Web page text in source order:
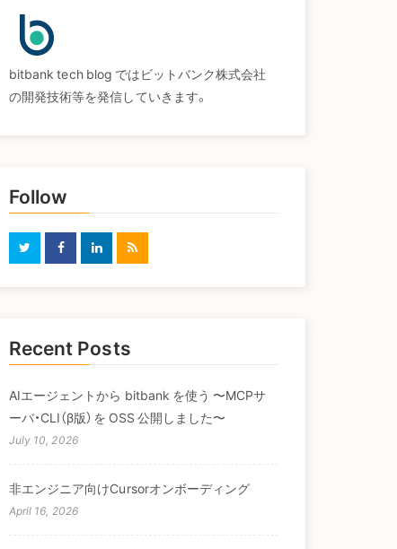
bitbank tech blog ではビットバンク株式会社
の開発技術等を発信していきます。
Follow
Recent Posts
AIエージェントから bitbank を使う 〜MCPサ
ーバ・CLI（β版）を OSS 公開しました〜
July 10, 2026
非エンジニア向けCursorオンボーディング
April 16, 2026